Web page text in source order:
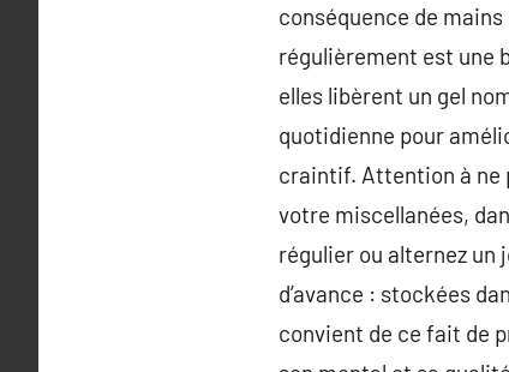
conséquence de
régulièrement est une
elles libèrent un gel
quotidienne pour
craintif. Attention à ne
votre miscellanées,
régulier ou alternez un
d’avance : stockées
convient de ce fait de